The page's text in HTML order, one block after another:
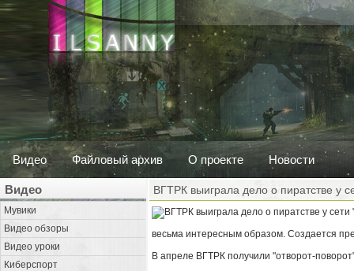
Видео Файловый архив О проекте Новости
Видео
Мувики
Видео обзоры
Видео уроки
Киберспорт
ВГТРК выиграла дело о пиратстве у
весьма интересным образом. Создается
В апреле ВГТРК получили "отворот-